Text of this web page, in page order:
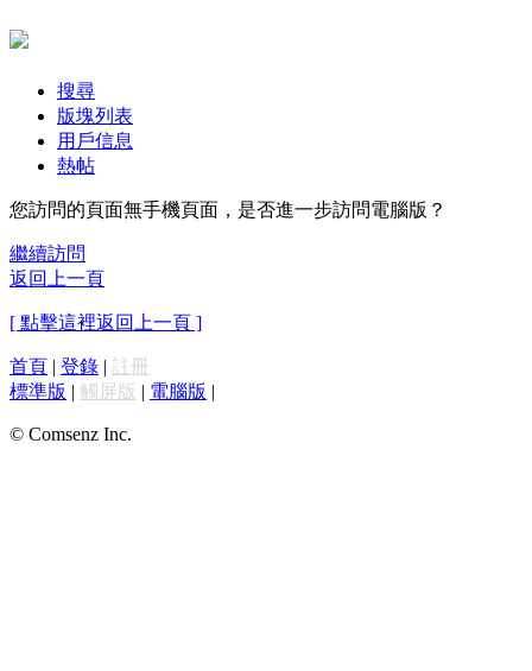
搜尋
版塊列表
用戶信息
熱帖
您訪問的頁面無手機頁面，是否進一步訪問電腦版？
繼續訪問
返回上一頁
[ 點擊這裡返回上一頁 ]
首頁 | 登錄 | 註冊
標準版 | 觸屏版 | 電腦版 |
© Comsenz Inc.